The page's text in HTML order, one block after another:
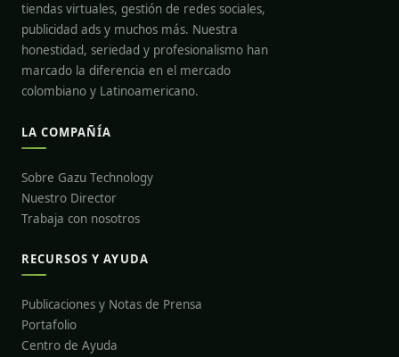
tiendas virtuales, gestión de redes sociales,
publicidad ads y muchos más. Nuestra
honestidad, seriedad y profesionalismo han
marcado la diferencia en el mercado
colombiano y Latinoamericano.
LA COMPAÑÍA
Sobre Gazu Technology
Nuestro Director
Trabaja con nosotros
RECURSOS Y AYUDA
Publicaciones y Notas de Prensa
Portafolio
Centro de Ayuda